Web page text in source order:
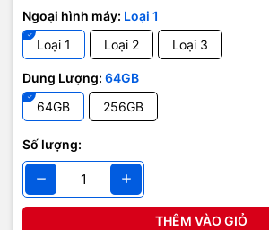
Ngoại hình máy: Loại 1
Loại 1
Loại 2 Loại 3
Dung Lượng: 64GB
64GB
256GB
Số lượng:
THÊM VÀO GIỎ